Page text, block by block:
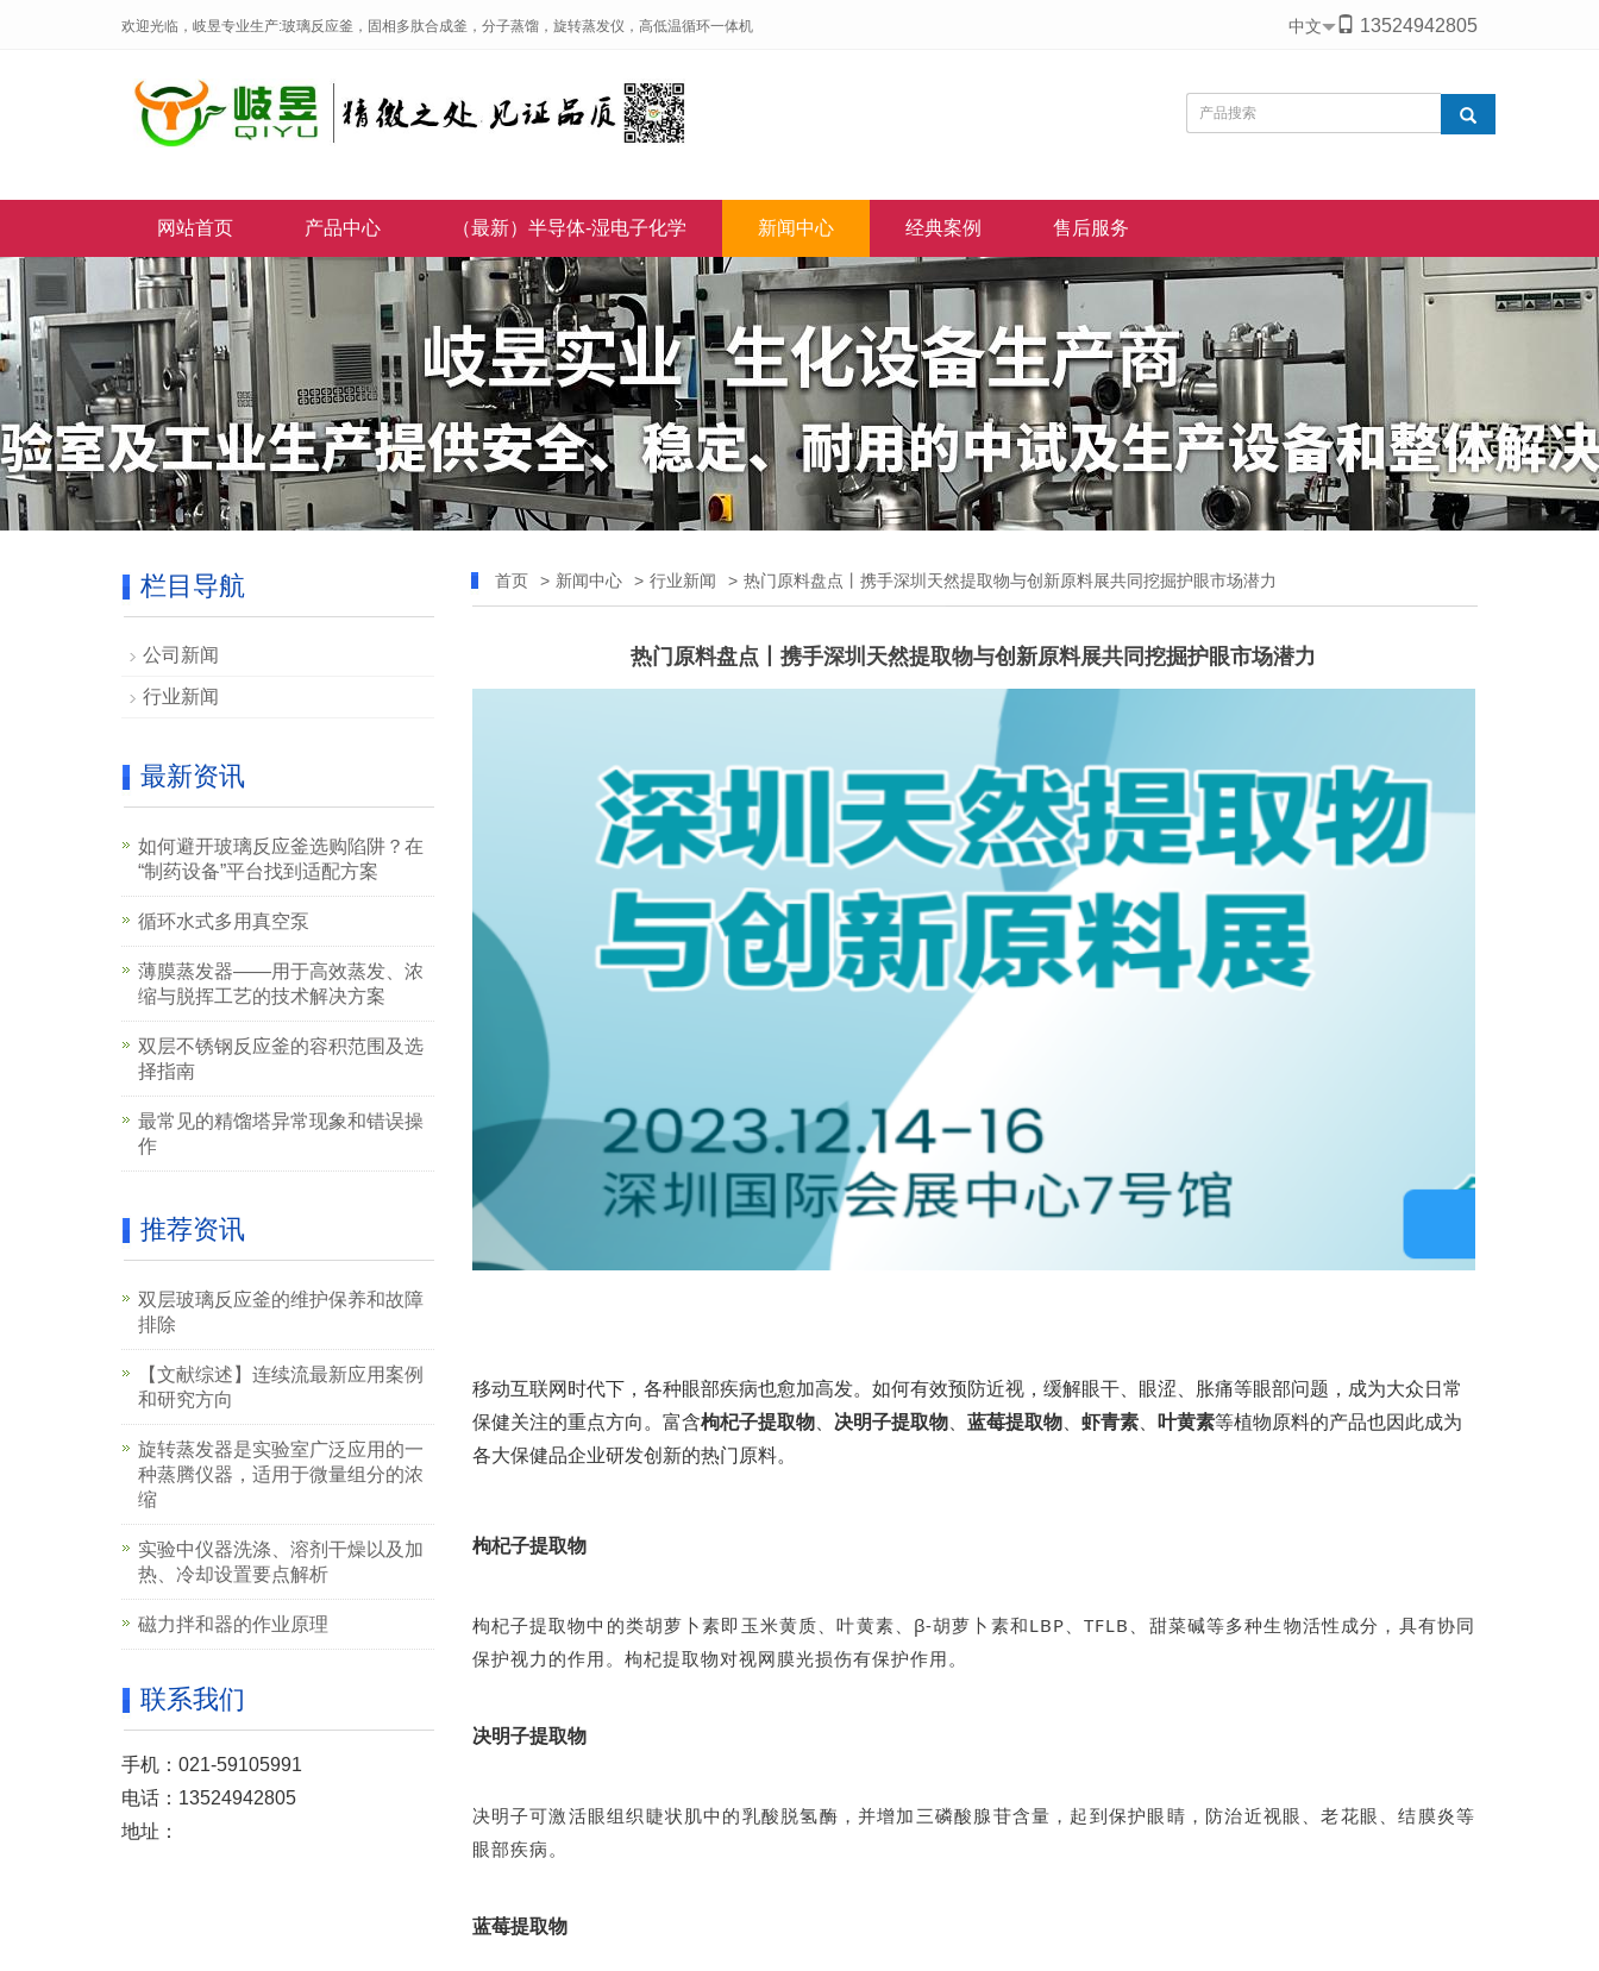
欢迎光临，岐昱专业生产:玻璃反应釜，固相多肽合成釜，分子蒸馏，旋转蒸发仪，高低温循环一体机 中文 13524942805
网站首页 产品中心 （最新）半导体-湿电子化学 新闻中心 经典案例 售后服务
首页 > 新闻中心 > 行业新闻 > 热门原料盘点丨携手深圳天然提取物与创新原料展共同挖掘护眼市场潜力
热门原料盘点丨携手深圳天然提取物与创新原料展共同挖掘护眼市场潜力
移动互联网时代下，各种眼部疾病也愈加高发。如何有效预防近视，缓解眼干、眼涩、胀痛等眼部问题，成为大众日常
保健关注的重点方向。富含枸杞子提取物、 决明子提取物、 蓝莓提取物、 虾青素、 叶黄素等植物原料的产品也因此成为
各大保健品企业研发创新的热门原料。
枸杞子提取物
枸杞子提取物中的类胡萝卜素即玉米黄质、叶黄素、β-胡萝卜素和LBP、TFLB、甜菜碱等多种生物活性成分，具有协同
保护视力的作用。枸杞提取物对视网膜光损伤有保护作用。
决明子提取物
决明子可激活眼组织睫状肌中的乳酸脱氢酶，并增加三磷酸腺苷含量，起到保护眼睛，防治近视眼、老花眼、结膜炎等
眼部疾病。
蓝莓提取物
栏目导航
公司新闻
行业新闻
最新资讯
如何避开玻璃反应釜选购陷阱？在
“制药设备”平台找到适配方案
循环水式多用真空泵
薄膜蒸发器——用于高效蒸发、浓
缩与脱挥工艺的技术解决方案
双层不锈钢反应釜的容积范围及选
择指南
最常见的精馏塔异常现象和错误操
作
推荐资讯
双层玻璃反应釜的维护保养和故障
排除
【文献综述】连续流最新应用案例
和研究方向
旋转蒸发器是实验室广泛应用的一
种蒸腾仪器，适用于微量组分的浓
缩
实验中仪器洗涤、溶剂干燥以及加
热、冷却设置要点解析
磁力拌和器的作业原理
联系我们
手机：021-59105991
电话：13524942805
地址：